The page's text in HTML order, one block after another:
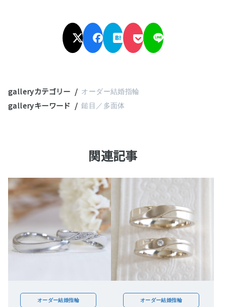
galleryカテゴリー オーダー結婚指輪
galleryキーワード 鎚目／多面体
関連記事
オーダー結婚指輪 オーダー結婚指輪